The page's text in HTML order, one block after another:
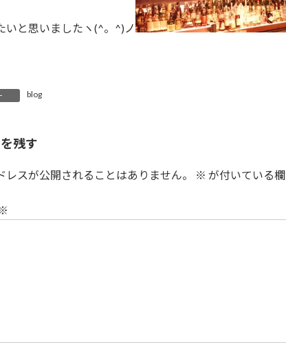
いと思いましたヽ(^。^)ノ
blog
残す
レスが公開されることはありません。 ※ が付いている